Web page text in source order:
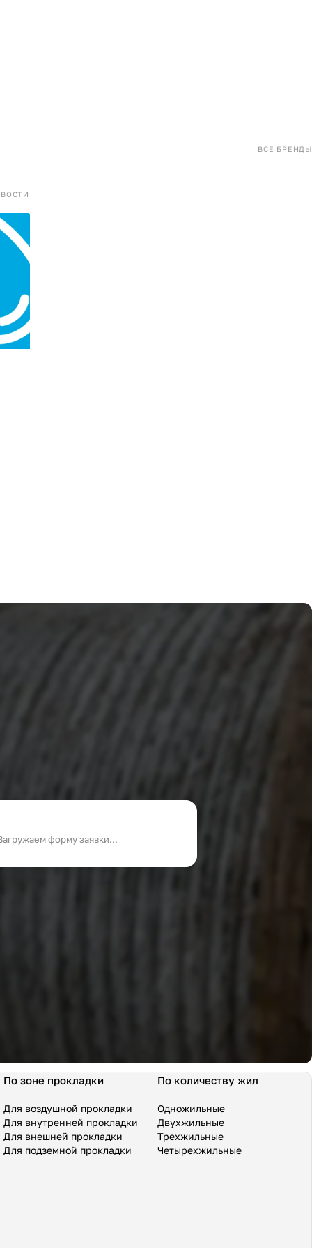
ВСЕ БРЕНДЫ
форму заявки...
По зоне прокладки
Для воздушной прокладки
Для внутренней прокладки
Для внешней прокладки
Для подземной прокладки
По количеству жил
Одножильные
Двухжильные
Трехжильные
Четырехжильные